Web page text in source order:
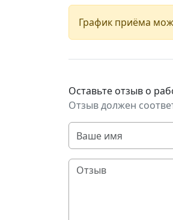
График приёма
Оставьте отзыв о
Отзыв должен